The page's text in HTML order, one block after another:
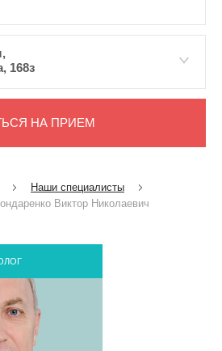
168з
НА ПРИЕМ
Наши специалисты
Виктор Николаевич